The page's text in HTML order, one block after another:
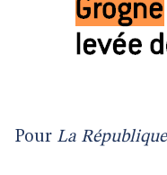
Pour La